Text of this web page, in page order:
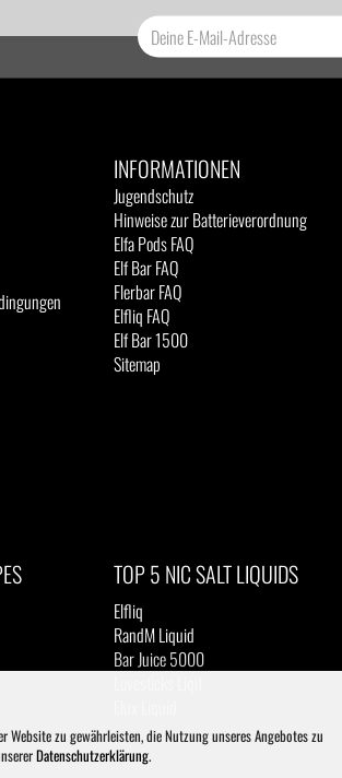
zu gewährleisten, die Nutzung unseres Angebotes zu
Datenschutzerklärung.
INFORMATIONEN
Jugendschutz
Hinweise zur Batterieverordnung
Elfa Pods FAQ
Elf Bar FAQ
Flerbar FAQ
Elfliq FAQ
Elf Bar 1500
Sitemap
TOP 5 NIC SALT LIQUIDS
Elfliq
RandM Liquid
Bar Juice 5000